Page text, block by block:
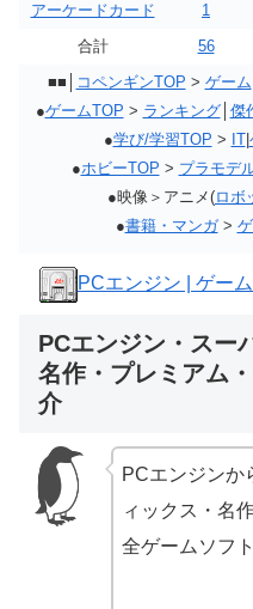
アーケードカード
1
合計
56
■■│
コペンギンTOP > ゲーム
●ゲームTOP > ランキング│ 傑
●学び/学習TOP > IT|
●ホビーTOP > プラモデ
●映像＞アニメ(ロボ
●書籍・マンガ>
PCエンジン | ゲー
PCエンジン・スー
名作・プレミアム
介
PCエンジンか
ィックス・名
全ゲームソフ